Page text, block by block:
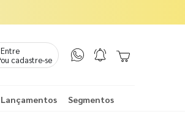
Entre
ou cadastre-se
Lançamentos Segmentos